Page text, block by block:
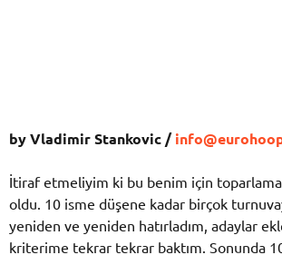
by Vladimir Stankovic /
İtiraf etmeliyim ki bu benim için
oldu. 10 isme düşene kadar birçok
yeniden ve yeniden hatırladım, adaylar
kriterime tekrar tekrar baktım. Sonunda